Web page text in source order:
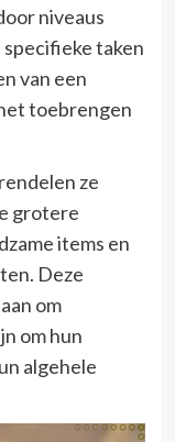
niveaus
taken
van een
toebrengen
ze
grotere
items en
Deze
om
om hun
algehele